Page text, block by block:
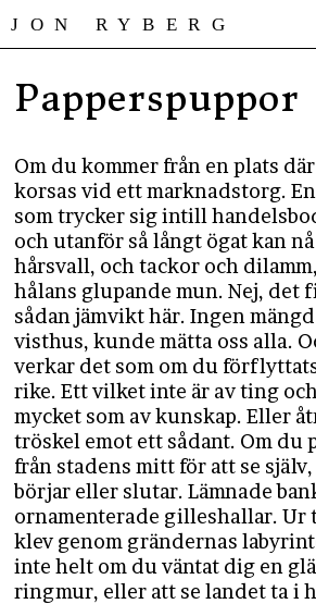
JON RYBERG
Papperspuppor
Om du kommer från en plats
korsas vid ett marknadstorg.
som trycker sig intill
och utanför så långt ögat kan
hårsvall, och tackor och
hålans glupande mun. Nej, det
sådan jämvikt här. Ingen
visthus, kunde mätta oss alla.
verkar det som om du
rike. Ett vilket inte är av ting
mycket som av kunskap. Eller
tröskel emot ett sådant. Om du
från stadens mitt för att se
börjar eller slutar. Lämnade
ornamenterade gilleshallar. Ur
klev genom grändernas
inte helt om du väntat dig en
ringmur, eller att se landet ta i